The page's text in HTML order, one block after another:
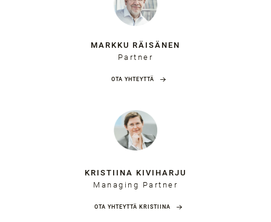
MARKKU RÄISÄNEN
Partner
OTA YHTEYTTÄ
KRISTIINA KIVIHARJU
Managing Partner
OTA YHTEYTTÄ KRISTIINA